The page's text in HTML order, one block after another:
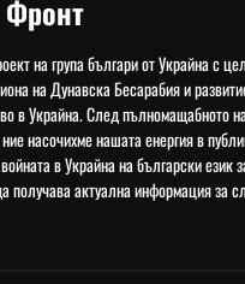
Фронт
на група българи от Украйна с цел
на Дунавска Бесарабия и
в Украйна. След пълномащабното
насочихме нашата енергия в
в Украйна на български език
получава актуална информация за